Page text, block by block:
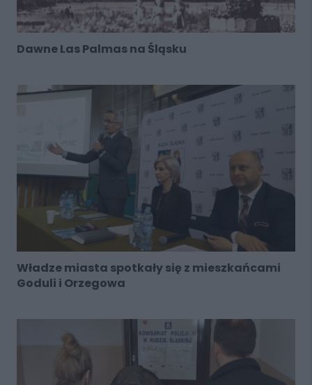
Dawne Las Palmas na Śląsku
Władze miasta spotkały się z mieszkańcami
Goduli i Orzegowa